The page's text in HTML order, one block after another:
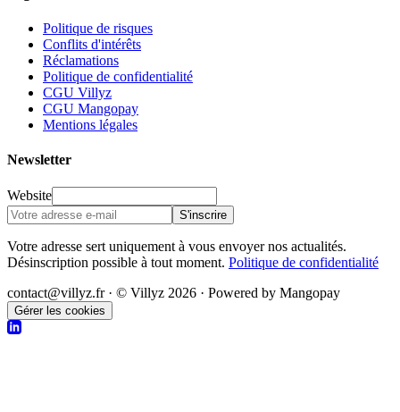
Politique de risques
Conflits d'intérêts
Réclamations
Politique de confidentialité
CGU Villyz
CGU Mangopay
Mentions légales
Newsletter
Website
S'inscrire
Votre adresse sert uniquement à vous envoyer nos actualités.
Désinscription possible à tout moment. Politique de confidentialité
contact@villyz.fr · © Villyz 2026 · Powered by Mangopay
Gérer les cookies